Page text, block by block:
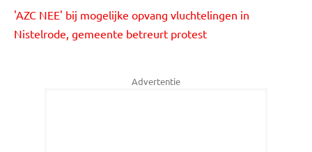
'AZC NEE' bij mogelijke opvang vluchtelingen in
Nistelrode, gemeente betreurt protest
Advertentie